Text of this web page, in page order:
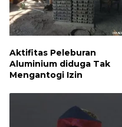
Aktifitas Peleburan
Aluminium diduga Tak
Mengantogi Izin